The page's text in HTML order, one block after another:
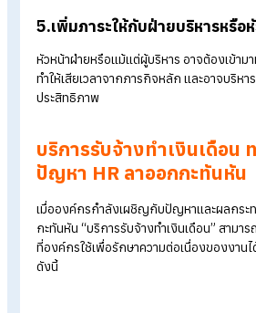
ดำเนินการบางอย่างผิดกฎหมายโดยไ
เป็นต้น
4.กระทบการวางแผนระยะ
บุคคล
รุ่นใหม่ อาจหยุดชะงักหรือล่าช้า ซึ่งส่
ระยะยาว